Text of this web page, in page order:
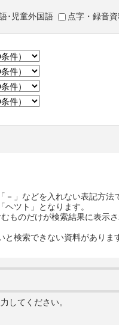
･児童外国語 点字・録音
」などを入れない表記方法
ツト」となります。
ものだけが検索結果に表示さ
検索できない資料がありま
してください。